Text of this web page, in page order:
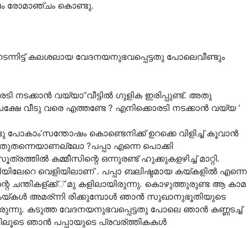
രോമാഞ്ചം കൊണ്ടു.
കലശലായ വേദനയനുഭവപ്പെട്ടതു പോലെവീണ്ടും
നടക്കാന്‍ വയ്യാ”വീട്ടില്‍ ഗുളിക ഇരിപ്പുണ്ട്. അതു
വീടു വരെ എത്തണ്ടേ ? എനിക്കൊരടി നടക്കാന്‍ വയ്യ ‘
കൊണ്ടെനിക്ക് ഉറക്കെ വിളിച്ച് കൂവാന്‍
?പപ്പാ എന്നെ പൊക്കി
കമ്മീസിന്റെ ഒന്നുരണ്ട് ഹുക്കുകളഴിച്ച് മാറ്റി.
വെളിയിലാണ് . പപ്പാ ബലിഷ്ടമായ കയ്കളില്‍ എന്നെ
ചന്തികള്ക്ക്് മു കളിലായിരുന്നു. കൊഴുത്തുരുണ്ട ആ കാമ
അമര്ന്നി രിക്കുമ്പോള്‍ ഞാന്‍ സുഖാനുഭൂതിയുടെ
കടുത്ത വേദനയനുഭവപ്പെട്ടതു പോലെ ഞാന്‍ കണ്ണടച്ച്
ഞാന്‍ പപ്പായുടെ പ്രവര്ത്തികകള്‍